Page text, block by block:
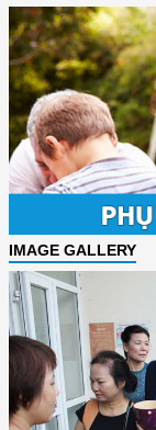
IMAGE GALLERY